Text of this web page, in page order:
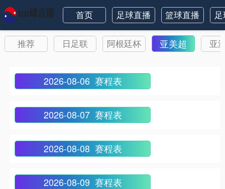
首页 足球直播 篮球直播
推荐 日足联 阿根廷杯 亚美超 亚
2026-08-06 赛程表
2026-08-07 赛程表
2026-08-08 赛程表
2026-08-09 赛程表